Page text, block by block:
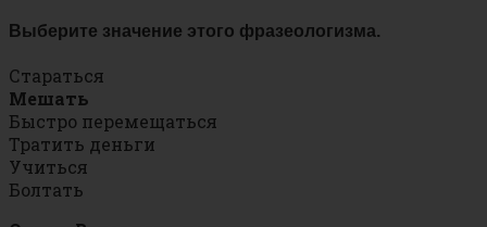
Выберите значение этого фразеологизма.
Стараться
Мешать
Быстро перемещаться
Тратить деньги
Учиться
Болтать